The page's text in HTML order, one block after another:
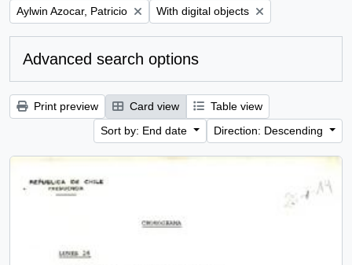
Remove filter:
Aylwin Azocar, Patricio Remove filter:
With digital objects
Advanced search options
Print preview Card view
Table view
Sort by: End date
Direction: Descending